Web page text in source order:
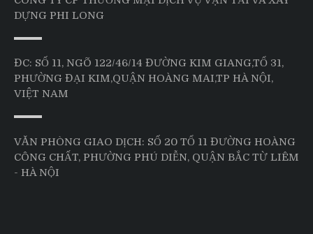
DỰNG PHI LONG
ĐC: SỐ 11, NGÕ 122/46/14 ĐƯỜNG KIM GIANG,TỔ 31,
PHƯỜNG ĐẠI KIM,QUẬN HOÀNG MAI,TP HÀ NỘI,
VIỆT NAM
VĂN PHÒNG GIAO DỊCH: SỐ 20 TỔ 11 ĐƯỜNG HOÀNG
CÔNG CHẤT, PHƯỜNG PHÚ DIỄN, QUẬN BẮC TỪ LIÊM
- HÀ NỘI